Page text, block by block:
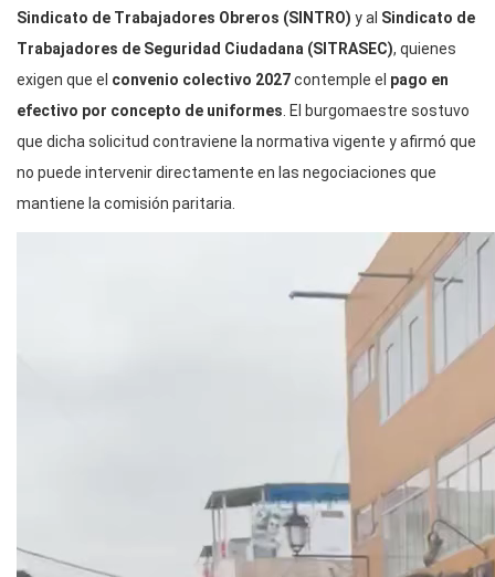
Sindicato de Trabajadores Obreros (SINTRO) y al Sindicato de
Trabajadores de Seguridad Ciudadana (SITRASEC), quienes
exigen que el convenio colectivo 2027contemple el pago en
efectivo por concepto de uniformes. El burgomaestre sostuvo
que dicha solicitud contraviene la normativa vigente y afirmó que
no puede intervenir directamente en las negociaciones que
mantiene la comisión paritaria.